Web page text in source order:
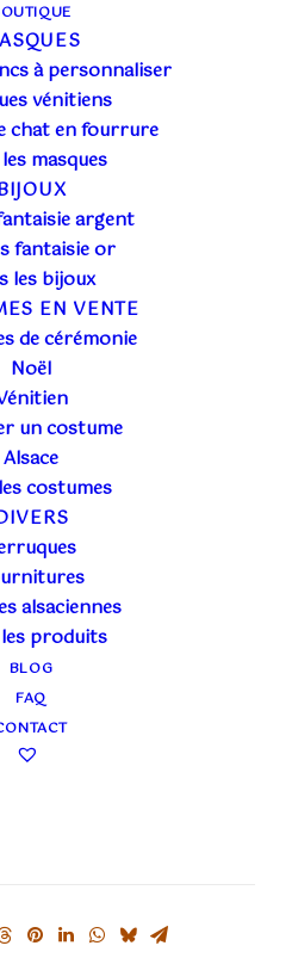
à personnaliser
vénitiens
chat en fourrure
masques
argent
fantaisie or
les bijoux
EN VENTE
de cérémonie
Noël
un costume
Alsace
costumes
alsaciennes
produits
BLOG
FAQ
ROUGE